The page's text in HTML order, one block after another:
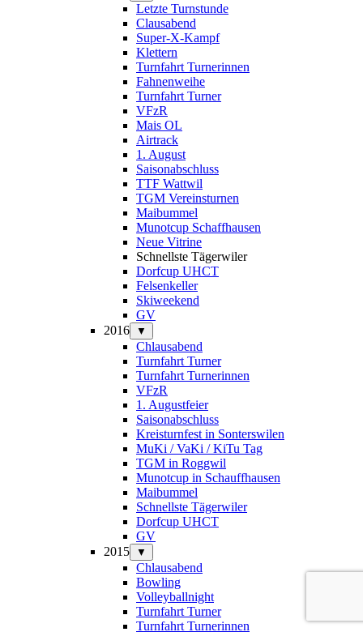
Letzte Turnstunde
Clausabend
Super-X-Kampf
Klettern
Turnfahrt Turnerinnen
Fahnenweihe
Turnfahrt Turner
VFzR
Mais OL
Airtrack
1. August
Saisonabschluss
TTF Wattwil
TGM Vereinsturnen
Maibummel
Munotcup Schaffhausen
Neue Vitrine
Schnellste Tägerwiler
Dorfcup UHCT
Felsenkeller
Skiweekend
GV
2016
▼
Chlausabend
Turnfahrt Turner
Turnfahrt Turnerinnen
VFzR
1. Augustfeier
Saisonabschluss
Kreisturnfest in Sonterswilen
MuKi / VaKi / KiTu Tag
TGM in Roggwil
Munotcup in Schauffhausen
Maibummel
Schnellste Tägerwiler
Dorfcup UHCT
GV
2015
▼
Chlausabend
Bowling
Volleyballnight
Turnfahrt Turner
Turnfahrt Turnerinnen